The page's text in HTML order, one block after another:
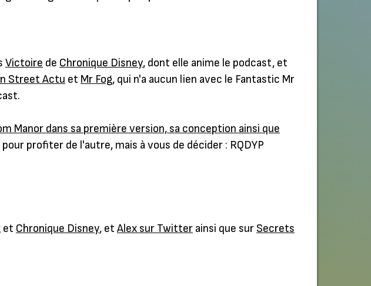
Victoire de Chronique Disney, dont elle anime le podcast, et
Street Actu et Mr Fog, qui n'a aucun lien avec le Fantastic Mr
Manor dans sa première version, sa conception ainsi que
profiter de l'autre, mais à vous de décider : RQDYP
et Chronique Disney, et Alex sur Twitter ainsi que sur Secrets